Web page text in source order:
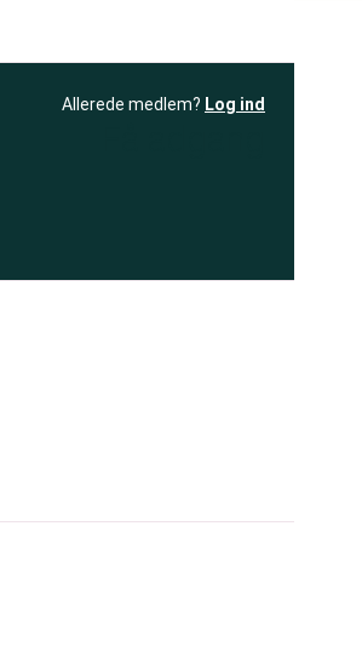
Allerede medlem? Log ind